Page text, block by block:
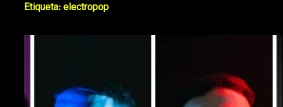
Etiqueta:electropop